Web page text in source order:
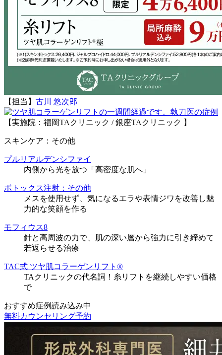
【担当】 古川 悠次郎
執刀医の症例
【実施院：福岡TAクリニック / 銀座TAクリニック 】
スキンケア：その他
プルリアルデンシファイ
内側から光を放つ「高密度な肌へ」
ボトックス注射：その他
メスを使用せず、気になるエラや表情ジワを改善し魅
力的な笑顔を作る
モフィウス8
針と高周波の力で、肌の深い層から強力に引き締めて
若返らせる治療
TAC式 ツヤ肌コラーゲンリフト®
TAクリニックの代名詞！糸リフトを継続しやすい価格
で
おすすめ症例読み込み中
無料カウンセリング予約